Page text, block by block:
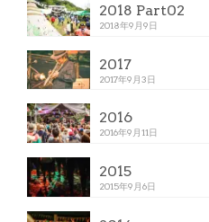
2018 Part02
2018年9月9日
2017
2017年9月3日
2016
2016年9月11日
2015
2015年9月6日